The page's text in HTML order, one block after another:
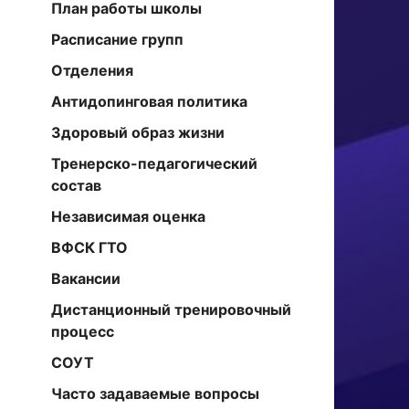
План работы школы
Расписание групп
Отделения
Антидопинговая политика
Здоровый образ жизни
Тренерско-педагогический
состав
Независимая оценка
ВФСК ГТО
Вакансии
Дистанционный тренировочный
процесс
СОУТ
Часто задаваемые вопросы